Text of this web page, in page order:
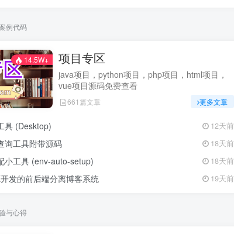
例代码
14.5W+ 项目专区
java项目，python项目，php项目，html项目，
vue项目源码免费查看
661篇文章 更多文章
具 (Desktop) 12天前
询工具附带源码 18天前
小工具 (env-auto-setup) 18天前
发的前后端分离博客系统 19天前
与心得